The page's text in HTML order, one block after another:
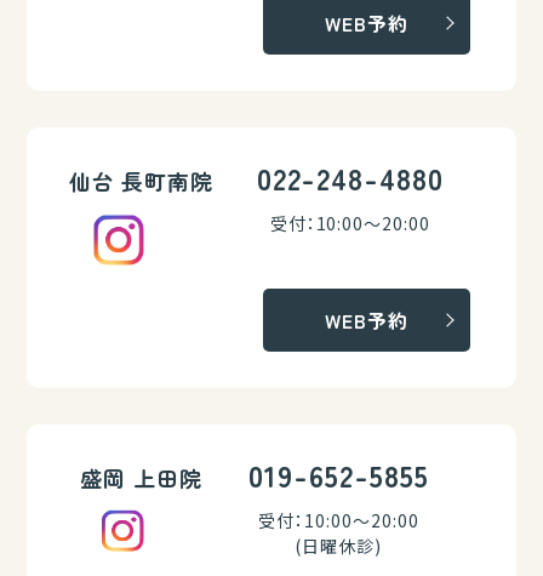
WEB予約
仙台 長町南院 022-248-4880
受付：10:00～20:00
WEB予約
盛岡 上田院 019-652-5855
受付：10:00～20:00
(日曜休診)